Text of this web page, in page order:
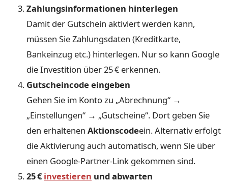
Zahlungsinformationen hinterlegen
Damit der Gutschein aktiviert werden kann,
müssen Sie Zahlungsdaten (Kreditkarte,
Bankeinzug etc.) hinterlegen. Nur so kann Google
die Investition über 25 € erkennen.
Gutscheincode eingeben
Gehen Sie im Konto zu „Abrechnung“ →
„Einstellungen“ → „Gutscheine“. Dort geben Sie
den erhaltenen Aktionscodeein. Alternativ erfolgt
die Aktivierung auch automatisch, wenn Sie über
einen Google-Partner-Link gekommen sind.
25 €investieren und abwarten